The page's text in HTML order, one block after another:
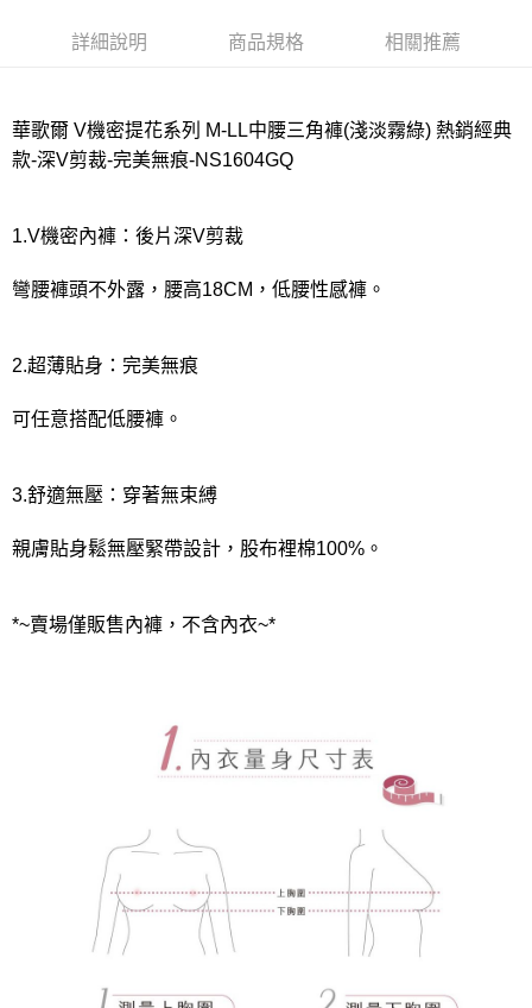
詳細說明 商品規格 相關推薦
華歌爾 V機密提花系列 M-LL中腰三角褲(淺淡霧綠) 熱銷經典
款-深V剪裁-完美無痕-NS1604GQ
1.V機密內褲：後片深V剪裁
彎腰褲頭不外露，腰高18CM，低腰性感褲。
2.超薄貼身：完美無痕
可任意搭配低腰褲。
3.舒適無壓：穿著無束縛
親膚貼身鬆無壓緊帶設計，股布裡棉100%。
*~賣場僅販售內褲，不含內衣~*